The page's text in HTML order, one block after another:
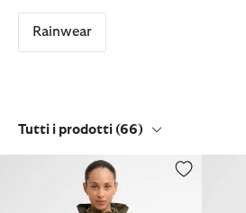
Rainwear
Tutti i prodotti (66)
Giacca antipioggia Middlemarch Gilet